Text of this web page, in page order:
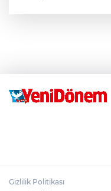
Gizlilik Politikası